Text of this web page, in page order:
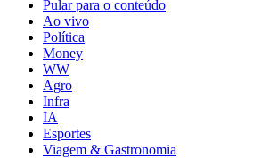
Pular para o conteúdo
Ao vivo
Política
Money
WW
Agro
Infra
IA
Esportes
Viagem & Gastronomia